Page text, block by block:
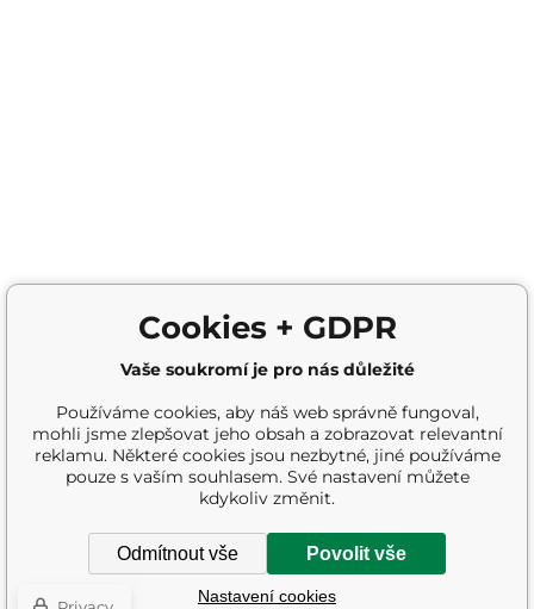
Cookies + GDPR
Vaše soukromí je pro nás důležité
Používáme cookies, aby náš web správně fungoval,
mohli jsme zlepšovat jeho obsah a zobrazovat relevantní
reklamu. Některé cookies jsou nezbytné, jiné používáme
pouze s vaším souhlasem. Své nastavení můžete
kdykoliv změnit.
Odmítnout vše Povolit vše
Nastavení cookies